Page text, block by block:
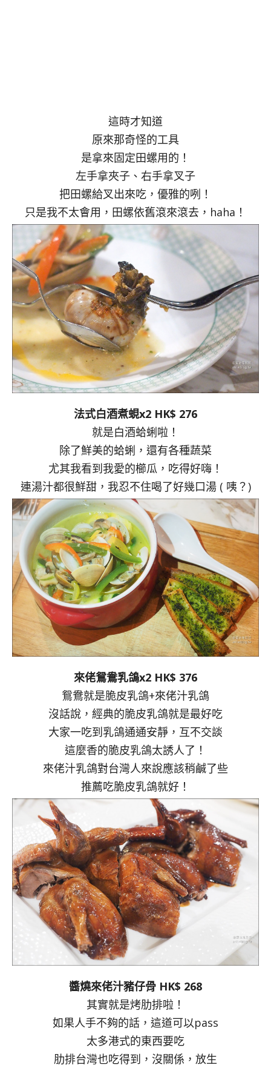
這時才知道
原來那奇怪的工具
是拿來固定田螺用的！
左手拿夾子、右手拿叉子
把田螺給叉出來吃，優雅的咧！
只是我不太會用，田螺依舊滾來滾去，haha！
法式白酒煮蜆x2 HK$ 276
就是白酒蛤蜊啦！
除了鮮美的蛤蜊，還有各種蔬菜
尤其我看到我愛的櫛瓜，吃得好嗨！
連湯汁都很鮮甜，我忍不住喝了好幾口湯 ( 咦？)
來佬鴛鴦乳鴿x2 HK$ 376
鴛鴦就是脆皮乳鴿+來佬汁乳鴿
沒話說，經典的脆皮乳鴿就是最好吃
大家一吃到乳鴿通通安靜，互不交談
這麼香的脆皮乳鴿太誘人了！
來佬汁乳鴿對台灣人來說應該稍鹹了些
推薦吃脆皮乳鴿就好！
醬燒來佬汁豬仔骨 HK$ 268
其實就是烤肋排啦！
如果人手不夠的話，這道可以pass
太多港式的東西要吃
肋排台灣也吃得到，沒關係，放生